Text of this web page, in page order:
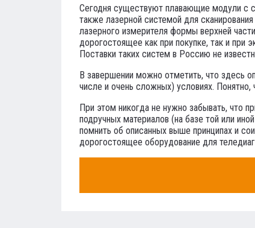
Сегодня существуют плавающие модули с
также лазерной системой для
лазерного измерителя формы верхней
дорогостоящее как при покупке, так и при
Поставки таких систем в Россию не
В завершении можно отметить, что здесь
числе и очень сложных) условиях.
При этом никогда не нужно забывать, что
подручных материалов (на базе той или
помнить об описанных выше принципах и
дорогостоящее оборудование для